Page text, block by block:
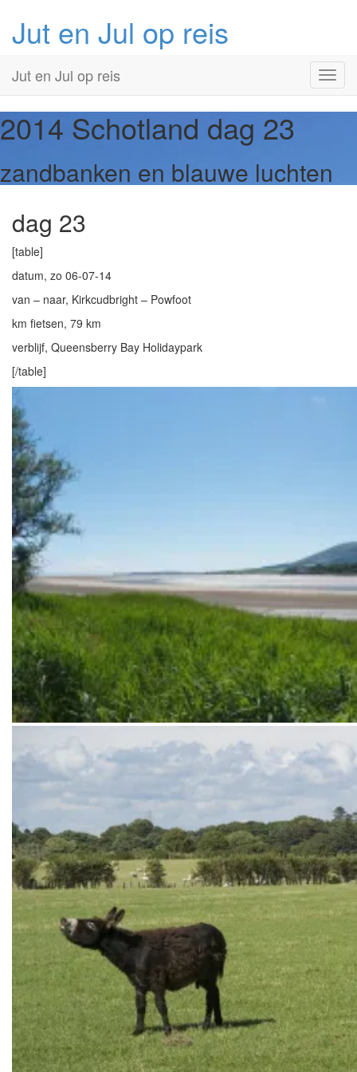
Jut en Jul op reis
Primary
Menu
content
Jut en Jul op reis
2014 Schotland dag 23
zandbanken en blauwe luchten
dag 23
[table]
datum, zo 06-07-14
van – naar, Kirkcudbright – Powfoot
km fietsen, 79 km
verblijf, Queensberry Bay Holidaypark
[/table]
Met eb is het maar een stroompje, als de vloed op komt zetten